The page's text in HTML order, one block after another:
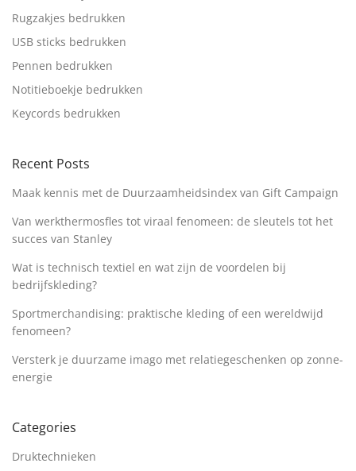
Rugzakjes bedrukken
USB sticks bedrukken
Pennen bedrukken
Notitieboekje bedrukken
Keycords bedrukken
Recent Posts
Maak kennis met de Duurzaamheidsindex van Gift Campaign
Van werkthermosfles tot viraal fenomeen: de sleutels tot het
succes van Stanley
Wat is technisch textiel en wat zijn de voordelen bij
bedrijfskleding?
Sportmerchandising: praktische kleding of een wereldwijd
fenomeen?
Versterk je duurzame imago met relatiegeschenken op zonne-
energie
Categories
Druktechnieken